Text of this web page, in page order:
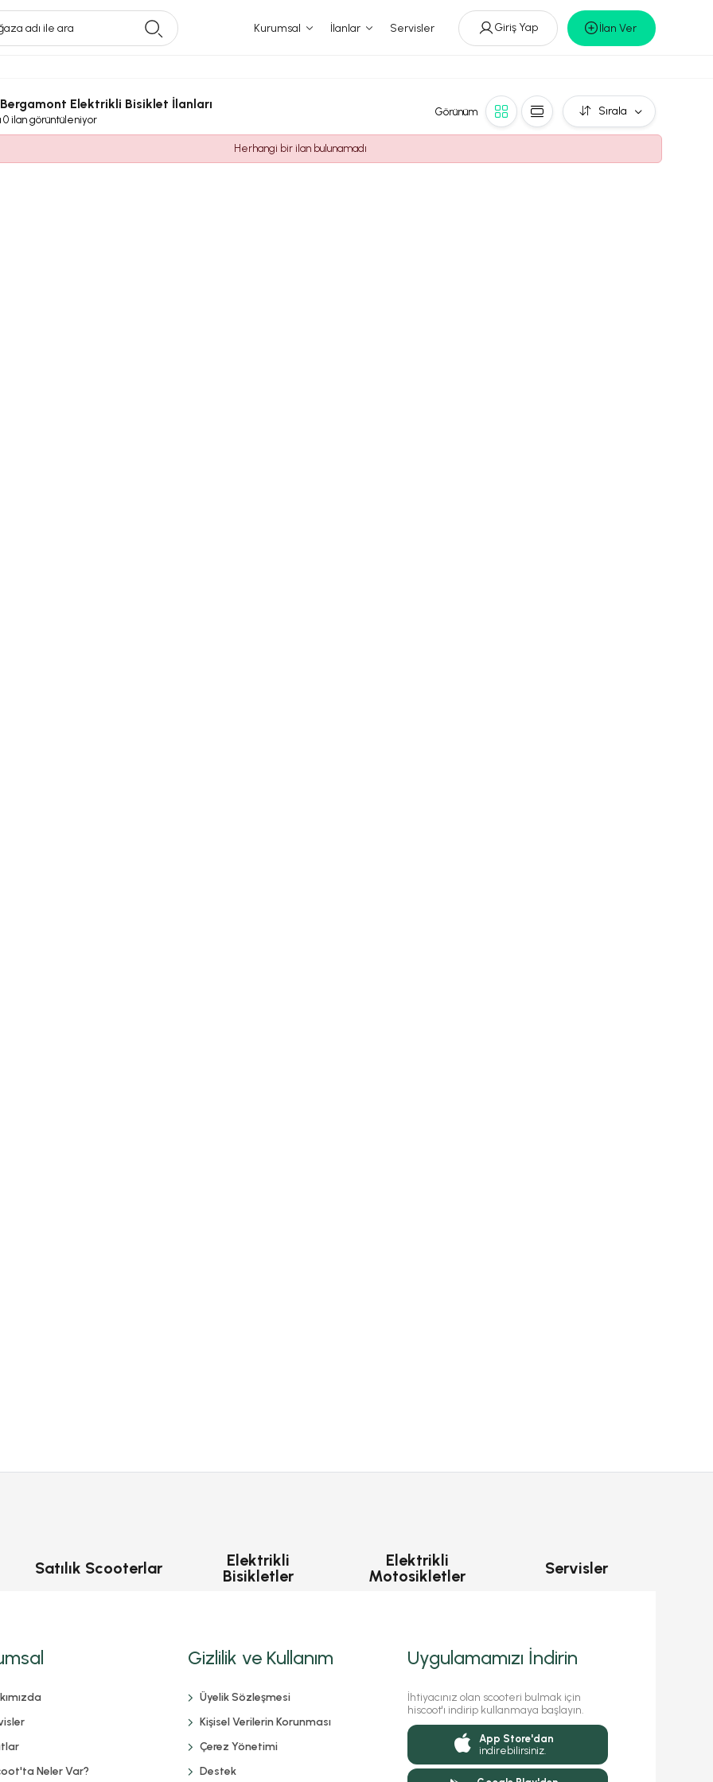
adı ile ara Kurumsal İlanlar Servisler Giriş Yap İlan Ver
Elektrikli Bisiklet İlanları
0 ilan görüntüleniyor
Görünüm Sırala
Herhangi bir ilan bulunamadı
Satılık Scooterlar
Elektrikli
Bisikletler
Elektrikli
Motosikletler
Servisler
Neler Var?
Gizlilik ve Kullanım
Üyelik Sözleşmesi
Kişisel Verilerin Korunması
Çerez Yönetimi
Destek
Uygulamamızı İndirin
İhtiyacınız olan scooteri bulmak için
hiscoot'ı indirip kullanmaya başlayın.
App Store'dan
indirebilirsiniz.